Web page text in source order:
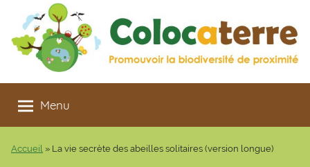
contenu
Colocaterre
Promouvoir
la
proximité
Menu
Accueil » La vie secrète des abeilles solitaires (version longue)